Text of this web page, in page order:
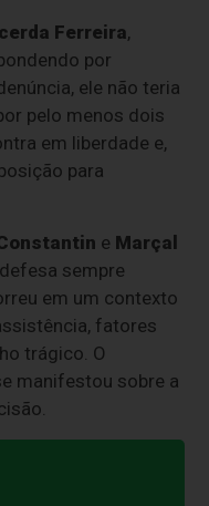
Ferreira,
por
ele não teria
pelo menos dois
em liberdade e,
para
e Marçal
sempre
em um contexto
fatores
trágico. O
manifestou sobre a